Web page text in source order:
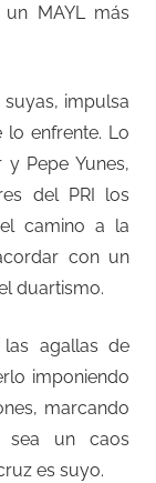
MAYL más
impulsa
lo enfrente. Lo
Pepe Yunes,
del PRI los
camino a la
con un
duartismo.
agallas de
imponiendo
marcando
sea un caos
es suyo.